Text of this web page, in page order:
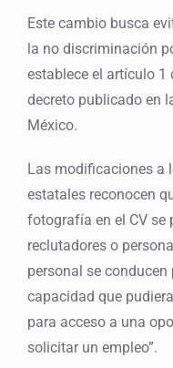
Este cambio busca
la no discriminación
establece el artículo 1
decreto publicado en
México.
Las modificaciones a
estatales reconocen
fotografía en el CV se
reclutadores o
personal se
capacidad que
para acceso a una
solicitar un empleo”.